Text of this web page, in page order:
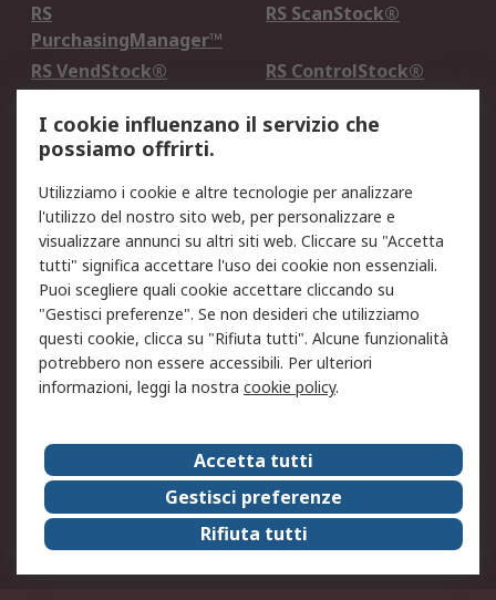
RS
PurchasingManager™
RS ScanStock®
RS VendStock®
RS ControlStock®
Legale
Informativa Cookie
Informativa Privacy -
Aggiornata
Email Security
Termini d'uso
Condizioni di vendita
Condizioni generali di
servizio
Etica e responsabilità
Chi Siamo
Chi Siamo
Contattaci
Supporto
ESG
Carriere
RS Group
Press Centre
Discovery: il Blog di RS
I cookie influenzano il servizio che
possiamo offrirti.
Utilizziamo i cookie e altre tecnologie per analizzare
l'utilizzo del nostro sito web, per personalizzare e
visualizzare annunci su altri siti web. Cliccare su "Accetta
tutti" significa accettare l'uso dei cookie non essenziali.
Puoi scegliere quali cookie accettare cliccando su
"Gestisci preferenze". Se non desideri che utilizziamo
questi cookie, clicca su "Rifiuta tutti". Alcune funzionalità
potrebbero non essere accessibili. Per ulteriori
informazioni, leggi la nostra cookie policy.
Accetta tutti
Gestisci preferenze
Rifiuta tutti